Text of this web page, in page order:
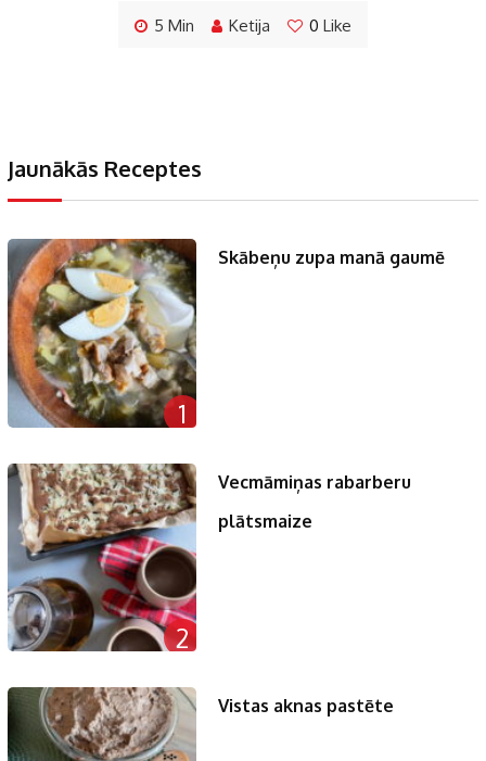
5 Min Ketija 0 Like
Jaunākās Receptes
1
Skābeņu zupa manā gaumē
2
Vecmāmiņas rabarberu
plātsmaize
Vistas aknas pastēte